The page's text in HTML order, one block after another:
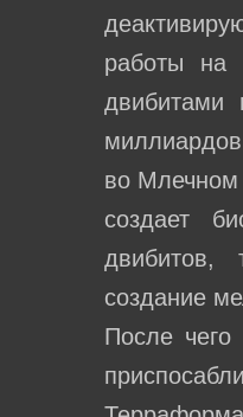
работы на
двибитами
во Млечном
создает
двибитов,
создание
После чего